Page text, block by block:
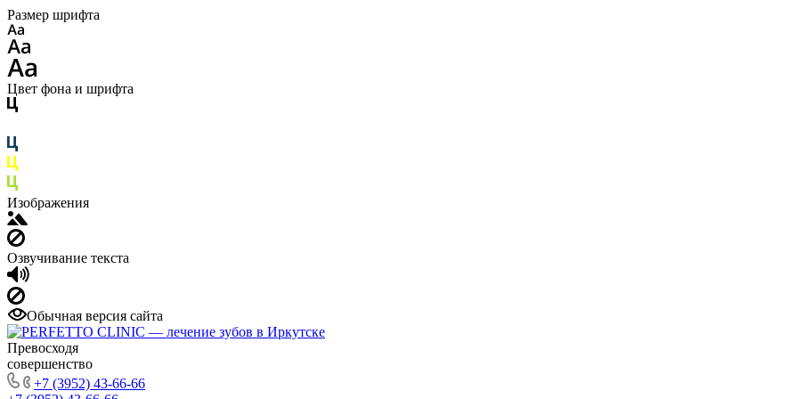
Размер шрифта
Цвет фона и шрифта
Изображения
Озвучивание текста
Обычная версия сайта
Превосходя
совершенство
+7 (3952) 43-66-66